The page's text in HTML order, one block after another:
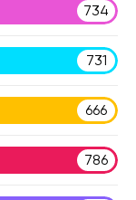
734
731
666
786